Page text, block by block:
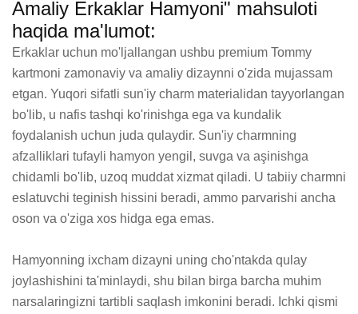
Amaliy Erkaklar Hamyoni" mahsuloti
haqida ma'lumot:
Erkaklar uchun mo'ljallangan ushbu premium Tommy
kartmoni zamonaviy va amaliy dizaynni o'zida mujassam
etgan. Yuqori sifatli sun'iy charm materialidan tayyorlangan
bo'lib, u nafis tashqi ko'rinishga ega va kundalik
foydalanish uchun juda qulaydir. Sun'iy charmning
afzalliklari tufayli hamyon yengil, suvga va aşinishga
chidamli bo'lib, uzoq muddat xizmat qiladi. U tabiiy charmni
eslatuvchi teginish hissini beradi, ammo parvarishi ancha
oson va o'ziga xos hidga ega emas.
Hamyonning ixcham dizayni uning cho'ntakda qulay
joylashishini ta'minlaydi, shu bilan birga barcha muhim
narsalaringizni tartibli saqlash imkonini beradi. Ichki qismi